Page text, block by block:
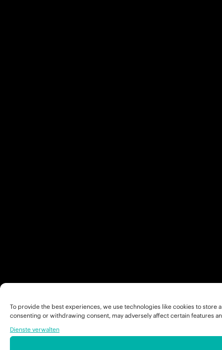
To provide the best experiences, we use technologies like cookies to
consenting or withdrawing consent, may adversely affect certain features
Dienste verwalten